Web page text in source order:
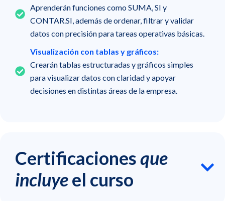
Aprenderán funciones como SUMA, SI y
CONTAR.SI, además de ordenar, filtrar y validar
datos con precisión para tareas operativas básicas.
Visualización con tablas y gráficos:
Crearán tablas estructuradas y gráficos simples
para visualizar datos con claridad y apoyar
decisiones en distintas áreas de la empresa.
Certificacionesque
incluyeel curso